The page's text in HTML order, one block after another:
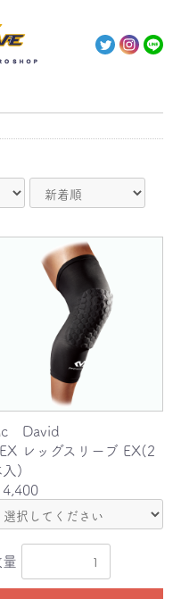
David
レッグスリーブ EX(2
)
4,400